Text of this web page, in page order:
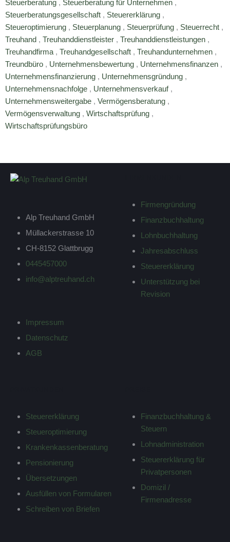
Steuerberatung , Steuerberatung für Unternehmen ,
Steuerberatungsgesellschaft , Steuererklärung ,
Steueroptimierung , Steuerplanung , Steuerprüfung , Steuerrecht ,
Treuhand , Treuhanddienstleister , Treuhanddienstleistungen ,
Treuhandfirma , Treuhandgesellschaft , Treuhandunternehmen ,
Treundbüro , Unternehmensbewertung , Unternehmensfinanzen ,
Unternehmensfinanzierung , Unternehmensgründung ,
Unternehmensnachfolge , Unternehmensverkauf ,
Unternehmensweitergabe , Vermögensberatung ,
Vermögensverwaltung , Wirtschaftsprüfung ,
Wirtschaftsprüfungsbüro
Alp Treuhand GmbH
Müllackerstrasse 10
CH-8152 Glattbrugg
0445457000
info@alptreuhand.ch
Impressum
Datenschutz
AGB
Firmengründung
Finanzbuchhaltung
Lohnbuchhaltung
Jahresabschluss
Steuererklärung
Unterstützung bei
Revision
Steuererklärung
Steueroptimierung
Krankenkassenberatung
Pensionierung
Übersetzungen
Ausfüllen von Formularen
Schreiben von Briefen
Finanzbuchhaltung &
Steuern
Lohnadministration
Steuererklärung für
Privatpersonen
Domizil /
Firmenadresse